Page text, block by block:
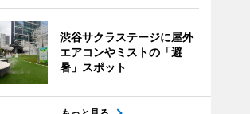
渋谷サクラステージに屋外
エアコンやミストの「避
暑」スポット